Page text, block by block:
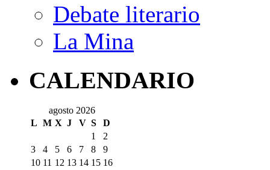
Debate literario
La Mina
CALENDARIO
agosto 2026
L M X J V S
D
1
2
3
4 5 6 7 8
9
10 11 12 13 14 15 16